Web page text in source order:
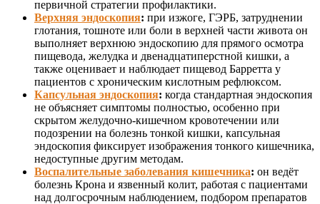
первичной стратегии профилактики.
Верхняя эндоскопия: при изжоге, ГЭРБ, затруднении
глотания, тошноте или боли в верхней части живота он
выполняет верхнюю эндоскопию для прямого осмотра
пищевода, желудка и двенадцатиперстной кишки, а
также оценивает и наблюдает пищевод Барретта у
пациентов с хроническим кислотным рефлюксом.
Капсульная эндоскопия: когда стандартная эндоскопия
не объясняет симптомы полностью, особенно при
скрытом желудочно-кишечном кровотечении или
подозрении на болезнь тонкой кишки, капсульная
эндоскопия фиксирует изображения тонкого кишечника,
недоступные другим методам.
Воспалительные заболевания кишечника: он ведёт
болезнь Крона и язвенный колит, работая с пациентами
над долгосрочным наблюдением, подбором препаратов